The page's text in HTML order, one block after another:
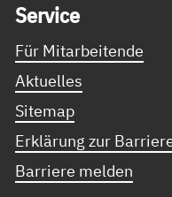
Ser­vice
Für Mitarbeitende
Aktuelles
Sitemap
Erklärung zur
Barriere melden